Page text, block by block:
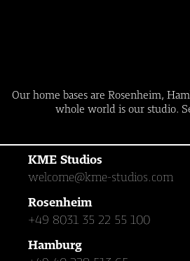
Our home bases are Rosenheim,
whole world is our studio.
KME Studios
welcome@kme-studios.com
Rosenheim
+49 8031 35 22 55 100
Hamburg